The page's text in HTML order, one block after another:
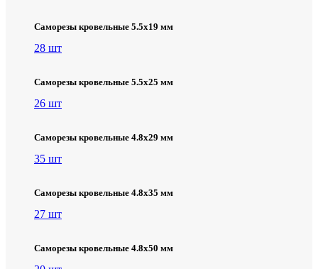
Саморезы кровельные 5.5х19 мм
28 шт
Саморезы кровельные 5.5х25 мм
26 шт
Саморезы кровельные 4.8х29 мм
35 шт
Саморезы кровельные 4.8х35 мм
27 шт
Саморезы кровельные 4.8х50 мм